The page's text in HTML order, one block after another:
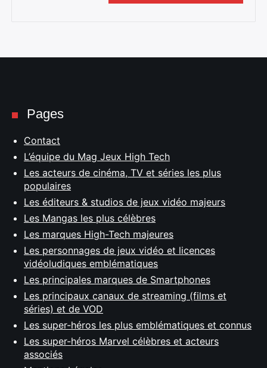
Pages
Contact
L’équipe du Mag Jeux High Tech
Les acteurs de cinéma, TV et séries les plus
populaires
Les éditeurs & studios de jeux vidéo majeurs
Les Mangas les plus célèbres
Les marques High-Tech majeures
Les personnages de jeux vidéo et licences
vidéoludiques emblématiques
Les principales marques de Smartphones
Les principaux canaux de streaming (films et
séries) et de VOD
Les super-héros les plus emblématiques et connus
Les super-héros Marvel célèbres et acteurs
associés